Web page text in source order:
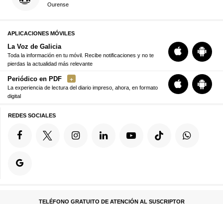
Ourense
APLICACIONES MÓVILES
La Voz de Galicia
Toda la información en tu móvil. Recibe notificaciones y no te
pierdas la actualidad más relevante
Periódico en PDF
La experiencia de lectura del diario impreso, ahora, en formato
digital
REDES SOCIALES
TELÉFONO GRATUITO DE ATENCIÓN AL SUSCRIPTOR